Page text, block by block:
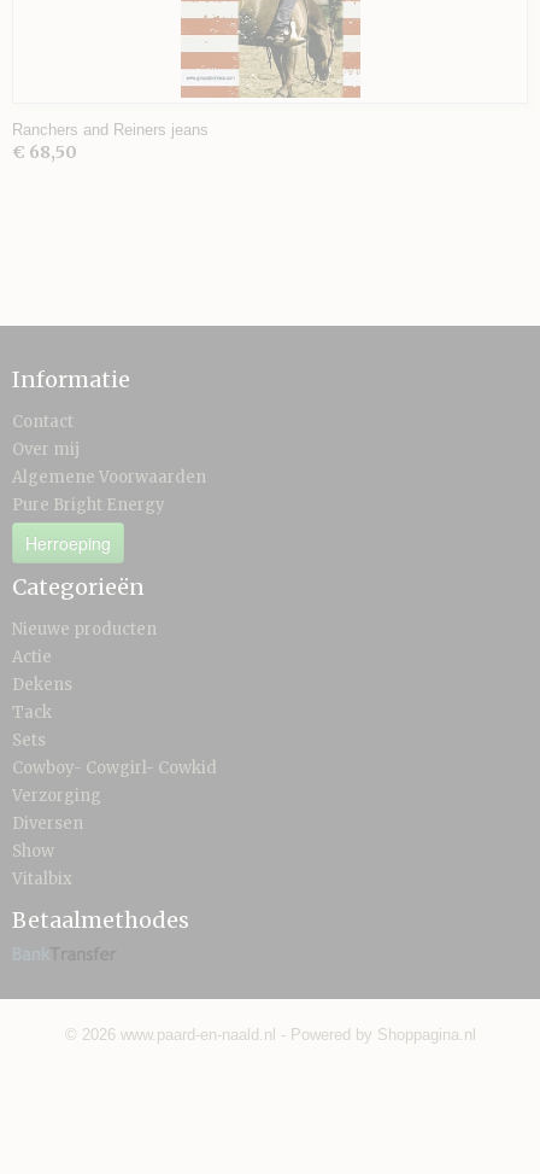
Ranchers and Reiners jeans
€ 68,50
Informatie
Contact
Over mij
Algemene Voorwaarden
Pure Bright Energy
Herroeping
Categorieën
Nieuwe producten
Actie
Dekens
Tack
Sets
Cowboy- Cowgirl- Cowkid
Verzorging
Diversen
Show
Vitalbix
Betaalmethodes
© 2026 www.paard-en-naald.nl - Powered by Shoppagina.nl